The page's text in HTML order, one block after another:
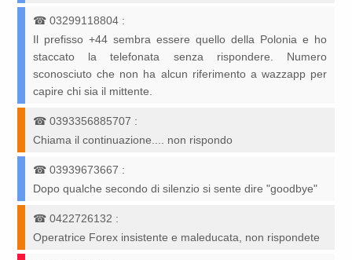
☎03299118804 :
Il prefisso +44 sembra essere quello della Polonia e ho
staccato la telefonata senza rispondere. Numero
sconosciuto che non ha alcun riferimento a wazzapp per
capire chi sia il mittente.
☎0393356885707 :
Chiama il continuazione.... non rispondo
☎03939673667 :
Dopo qualche secondo di silenzio si sente dire "goodbye"
☎0422726132 :
Operatrice Forex insistente e maleducata, non rispondete